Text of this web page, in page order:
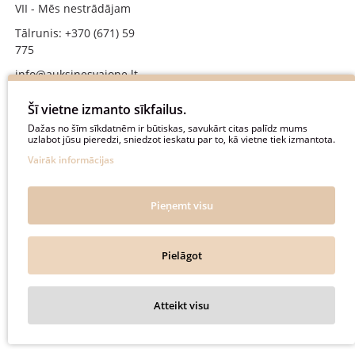
VII - Mēs nestrādājam
Tālrunis: +370 (671) 59
775
info@auksinesvajone.lt
SEKOJIET MUMS
auksinesvajone
@auksinesvajone3600
Šī vietne izmanto sīkfailus.
Dažas no šīm sīkdatnēm ir būtiskas, savukārt citas palīdz mums
uzlabot jūsu pieredzi, sniedzot ieskatu par to, kā vietne tiek izmantota.
Vairāk informācijas
Pieņemt visu
Pielāgot
Atteikt visu